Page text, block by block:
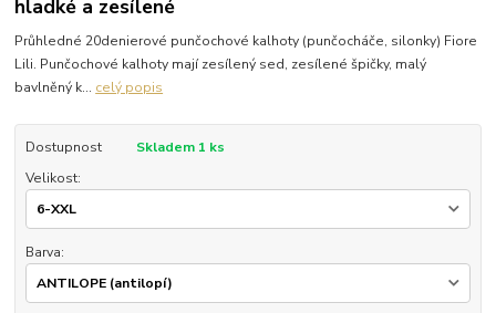
hladké a zesílené
Průhledné 20denierové punčochové kalhoty (punčocháče, silonky) Fiore
Lili. Punčochové kalhoty mají zesílený sed, zesílené špičky, malý
bavlněný k... celý popis
Dostupnost
Skladem 1 ks
Velikost:
Barva: